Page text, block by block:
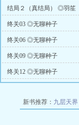
结局２（真结局） ◎羽笙
终关03 ◎无聊种子
终关06 ◎无聊种子
终关09 ◎无聊种子
终关12 ◎无聊种子
新书推荐： 九层天界